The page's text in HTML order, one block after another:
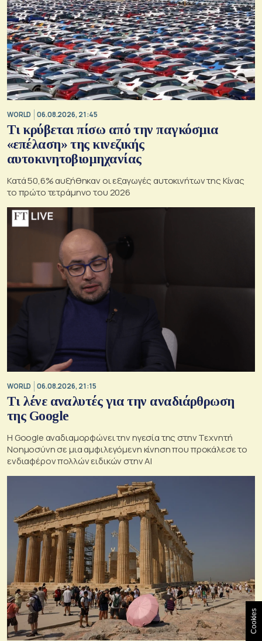
WORLD 06.08.2026, 21:45
Τι κρύβεται πίσω από την παγκόσμια
«επέλαση» της κινεζικής
αυτοκινητοβιομηχανίας
Κατά 50,6% αυξήθηκαν οι εξαγωγές αυτοκινήτων της Κίνας
το πρώτο τετράμηνο του 2026
WORLD 06.08.2026, 21:15
Τι λένε αναλυτές για την αναδιάρθρωση
της Google
Η Google αναδιαμορφώνει την ηγεσία της στην Τεχνητή
Νοημοσύνη σε μια αμφιλεγόμενη κίνηση που προκάλεσε το
ενδιαφέρον πολλών ειδικών στην ΑΙ
Cookies